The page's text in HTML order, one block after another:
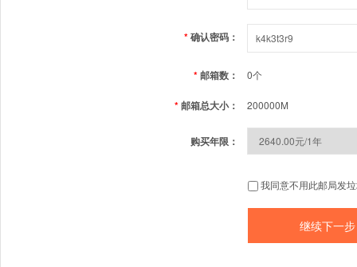
*确认密码：
*邮箱数： 0个
*邮箱总大小： 200000M
购买年限：
我同意不用此邮局发